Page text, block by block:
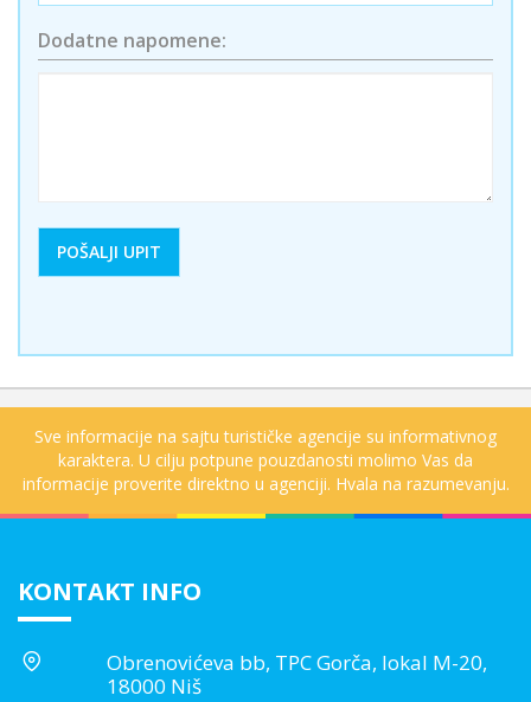
Dodatne napomene:
Sve informacije na sajtu turističke agencije su informativnog
karaktera. U cilju potpune pouzdanosti molimo Vas da
informacije proverite direktno u agenciji. Hvala na razumevanju.
KONTAKT INFO
Obrenovićeva bb, TPC Gorča, lokal M-20,
18000 Niš